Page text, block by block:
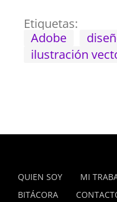
Etiquetas:
Adobe
ilustración
QUIEN SOY MI
BITÁCORA